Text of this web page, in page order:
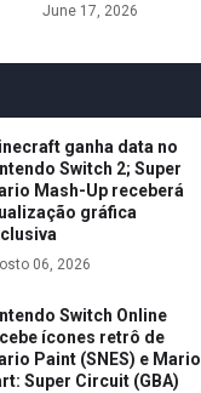
June 17, 2026
ganha data no
Switch 2; Super
Mash-Up receberá
gráfica
06, 2026
Switch Online
ícones retrô de
Paint (SNES) e Mario
Super Circuit (GBA)